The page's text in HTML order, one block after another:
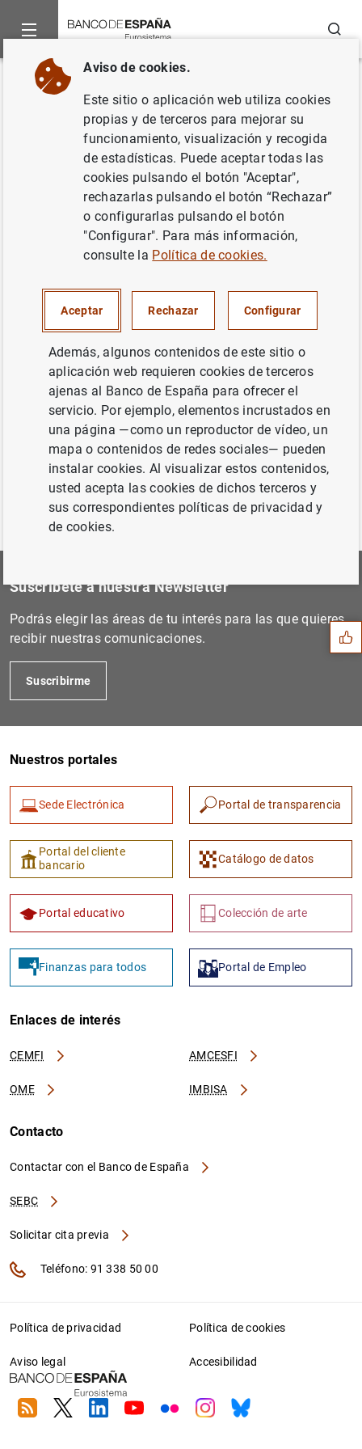
Inicio Noticias y eventos
Volver
Decisiones de política
monetaria
Anterior
Publicación de la versión r...
Siguiente
Estado financiero consolida...
Sugerencias
1 2
Suscríbete a nuestra Newsletter
Podrás elegir las áreas de tu interés para las que quieres
recibir nuestras comunicaciones.
Suscribirme
Nuestros portales
Sede Electrónica Portal de transparencia
Portal del cliente
bancario
Catálogo de datos
Portal educativo Colección de arte
Finanzas para todos Portal de Empleo
Enlaces de interés
CEMFI AMCESFI
OME IMBISA
Contacto
Contactar con el Banco de España
SEBC
Solicitar cita previa
Teléfono: 91 338 50 00
Política de privacidad Política de cookies
Aviso legal Accesibilidad
RSS TwitterLinkedin
YoutubeFlickrInstagram
Bluesky
Aviso de cookies.
Este sitio o aplicación web utiliza cookies
propias y de terceros para mejorar su
funcionamiento, visualización y recogida
de estadísticas. Puede aceptar todas las
cookies pulsando el botón "Aceptar",
rechazarlas pulsando el botón “Rechazar”
o configurarlas pulsando el botón
"Configurar". Para más información,
consulte la Política de cookies.
Aceptar Rechazar Configurar
Además, algunos contenidos de este sitio o
aplicación web requieren cookies de terceros
ajenas al Banco de España para ofrecer el
servicio. Por ejemplo, elementos incrustados en
una página —como un reproductor de vídeo, un
mapa o contenidos de redes sociales— pueden
instalar cookies. Al visualizar estos contenidos,
usted acepta las cookies de dichos terceros y
sus correspondientes políticas de privacidad y
de cookies.